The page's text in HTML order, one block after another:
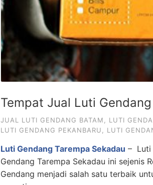
Tempat Jual Luti
JUAL LUTI GENDANG BATAM LUTI
LUTI GENDANG PEKANBARU
LUTI
Luti Gendang Tarempa Sekadau – Luti
Gendang Tarempa Sekadau ini
Gendang menjadi salah satu terbaik